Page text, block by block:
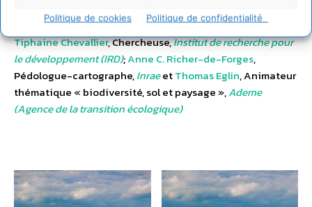
Politique de cookies Politique de confidentialité
Tiphaine Chevallier, Chercheuse,Institut de recherche pour
le développement (IRD);Anne C. Richer-de-Forges,
Pédologue-cartographe,InraeetThomas Eglin, Animateur
thématique « biodiversité, sol et paysage »,Ademe
(Agence de la transition écologique)